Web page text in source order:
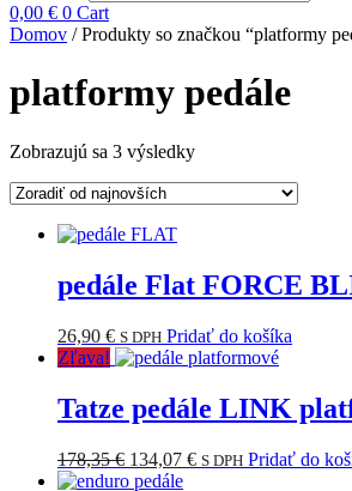
0,00 € 0 Cart
Domov / Produkty so značkou “platformy
platformy pedále
Zobrazujú sa 3 výsledkyZoradené
pedále Flat FORCE
26,90 € S DPH Pridať do košíka
Zľava!
Tatze pedále LINK
178,35€ Pôvodná
cena
134,07 €Aktuálna
S DPH Pridať do